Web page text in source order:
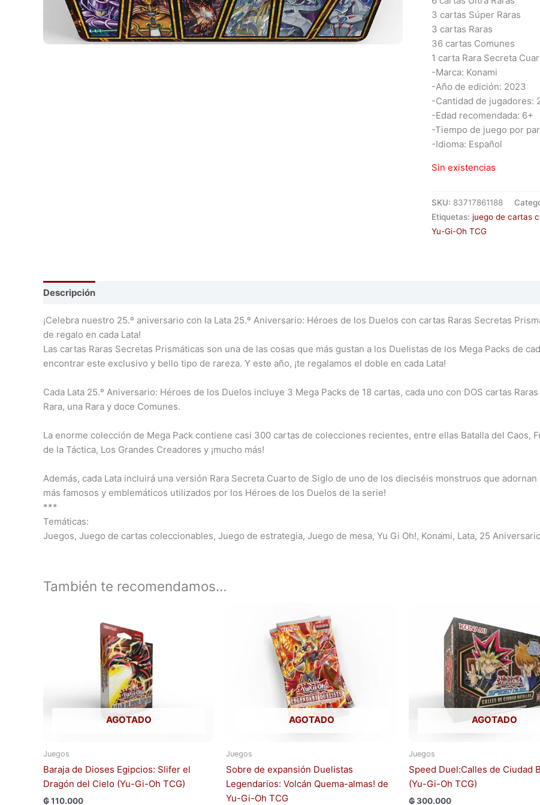
3 cartas Súper Raras
3 cartas Raras
36 cartas Comunes
1 carta Rara Secreta
-Marca: Konami
-Año de edición: 2023
-Cantidad de jugadores:
-Edad recomendada: 6+
-Tiempo de juego por
-Idioma: Español
Sin existencias
SKU: 83717861188
Etiquetas: juego de cartas
Yu-Gi-Oh TCG
Descripción
¡Celebra nuestro 25.º aniversario con la Lata 25.º Aniversario: Héroes de los Duelos con cartas Raras Secretas
de regalo en cada Lata!
Las cartas Raras Secretas Prismáticas son una de las cosas que más gustan a los Duelistas de los Mega Packs de
encontrar este exclusivo y bello tipo de rareza. Y este año, ¡te regalamos el doble en cada Lata!
Cada Lata 25.º Aniversario: Héroes de los Duelos incluye 3 Mega Packs de 18 cartas, cada uno con DOS cartas
Rara, una Rara y doce Comunes.
La enorme colección de Mega Pack contiene casi 300 cartas de colecciones recientes, entre ellas Batalla del Caos,
de la Táctica, Los Grandes Creadores y ¡mucho más!
Además, cada Lata incluirá una versión Rara Secreta Cuarto de Siglo de uno de los dieciséis monstruos que
más famosos y emblemáticos utilizados por los Héroes de los Duelos de la serie!
***
Temáticas:
Juegos, Juego de cartas coleccionables, Juego de estrategia, Juego de mesa, Yu Gi Oh!, Konami, Lata, 25 Aniversario
También te recomendamos…
AGOTADO
Juegos
Baraja de Dioses Egipcios: Slifer el
Dragón del Cielo (Yu-Gi-Oh TCG)
₲110.000
AGOTADO
Juegos
Sobre de expansión Duelistas
Legendarios: Volcán Quema-almas! de
Yu-Gi-Oh TCG
AGOTADO
Juegos
Speed Duel:Calles de Ciudad
(Yu-Gi-Oh TCG)
₲300.000